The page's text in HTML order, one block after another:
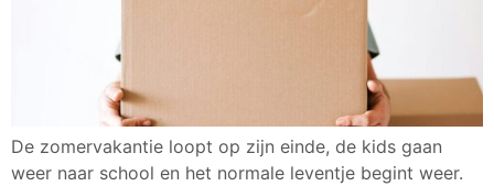
De zomervakantie loopt op zijn einde, de kids gaan
weer naar school en het normale leventje begint weer.